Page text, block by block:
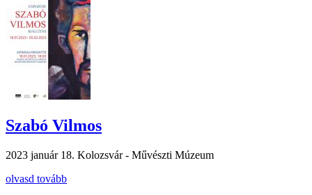
Szabó Vilmos
2023 január 18. Kolozsvár - Művészti Múzeum
olvasd tovább